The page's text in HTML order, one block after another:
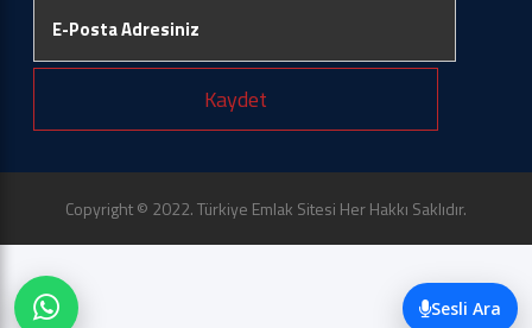
Kaydet
Copyright © 2022. Türkiye Emlak Sitesi Her Hakkı Saklıdır.
Sesli Ara